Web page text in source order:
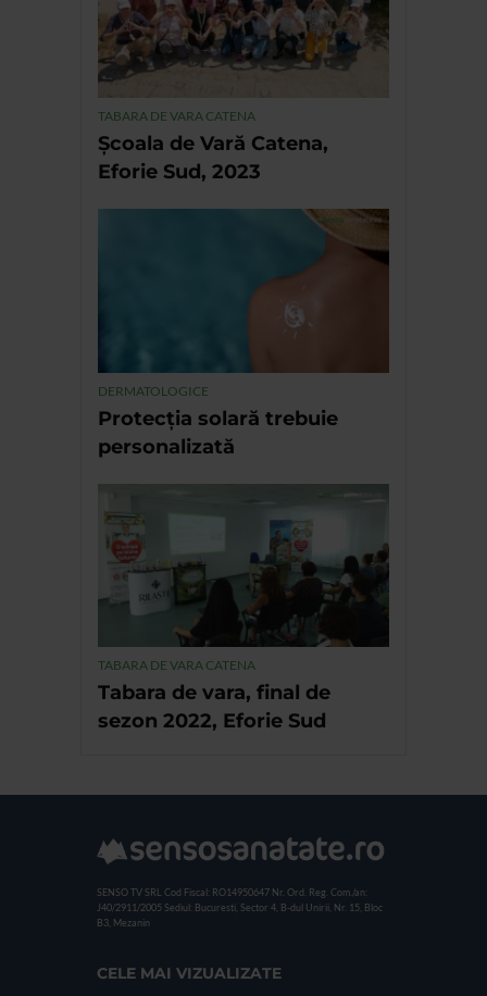
TABARA DE VARA CATENA
Școala de Vară Catena,
Eforie Sud, 2023
DERMATOLOGICE
Protecția solară trebuie
personalizată
TABARA DE VARA CATENA
Tabara de vara, final de
sezon 2022, Eforie Sud
SENSO TV SRL Cod Fiscal: RO14950647 Nr. Ord. Reg. Com./an:
J40/2911/2005 Sediul: Bucuresti, Sector 4, B-dul Unirii, Nr. 15, Bloc
B3, Mezanin
CELE MAI VIZUALIZATE